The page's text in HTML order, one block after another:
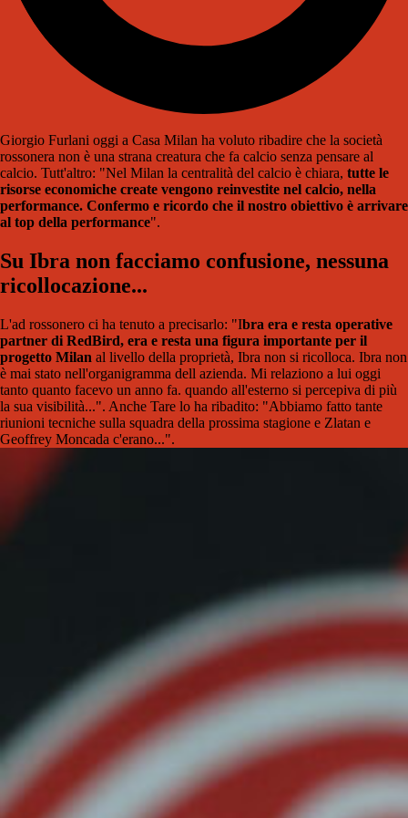
Giorgio Furlani oggi a Casa Milan ha voluto ribadire che la società
rossonera non è una strana creatura che fa calcio senza pensare al
calcio. Tutt'altro: "Nel Milan la centralità del calcio è chiara, tutte le
risorse economiche create vengono reinvestite nel calcio, nella
performance. Confermo e ricordo che il nostro obiettivo è arrivare
al top della performance".
Su Ibra non facciamo confusione, nessuna
ricollocazione...
L'ad rossonero ci ha tenuto a precisarlo: "Ibra era e resta operative
partner di RedBird, era e resta una figura importante per il
progetto Milan al livello della proprietà, Ibra non si ricolloca. Ibra non
è mai stato nell'organigramma dell azienda. Mi relaziono a lui oggi
tanto quanto facevo un anno fa. quando all'esterno si percepiva di più
la sua visibilità...". Anche Tare lo ha ribadito: "Abbiamo fatto tante
riunioni tecniche sulla squadra della prossima stagione e Zlatan e
Geoffrey Moncada c'erano...".